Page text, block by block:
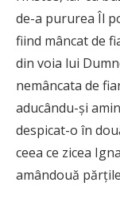
de-a pururea Îl
fiind mâncat de
din voia lui
nemâncata de
aducându-şi
despicat-o în
ceea ce zicea
amândouă